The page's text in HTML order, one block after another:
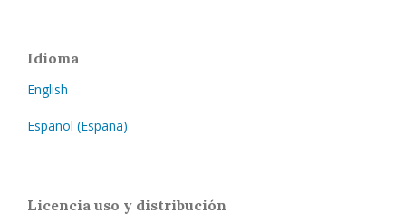
Idioma
English
Español (España)
Licencia uso y distribución